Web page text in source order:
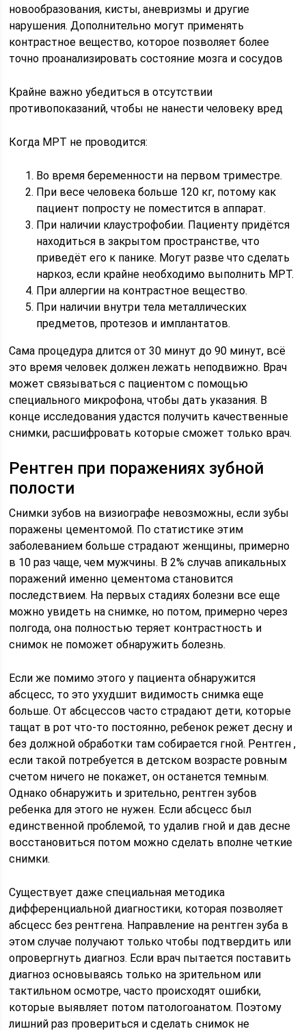
новообразования, кисты, аневризмы и другие
нарушения. Дополнительно могут применять
контрастное вещество, которое позволяет более
точно проанализировать состояние мозга и сосудов
Крайне важно убедиться в отсутствии
противопоказаний, чтобы не нанести человеку вред
Когда МРТ не проводится:
Во время беременности на первом триместре.
При весе человека больше 120 кг, потому как
пациент попросту не поместится в аппарат.
При наличии клаустрофобии. Пациенту придётся
находиться в закрытом пространстве, что
приведёт его к панике. Могут разве что сделать
наркоз, если крайне необходимо выполнить МРТ.
При аллергии на контрастное вещество.
При наличии внутри тела металлических
предметов, протезов и имплантатов.
Сама процедура длится от 30 минут до 90 минут, всё
это время человек должен лежать неподвижно. Врач
может связываться с пациентом с помощью
специального микрофона, чтобы дать указания. В
конце исследования удастся получить качественные
снимки, расшифровать которые сможет только врач.
Рентген при поражениях зубной
полости
Снимки зубов на визиографе невозможны, если зубы
поражены цементомой. По статистике этим
заболеванием больше страдают женщины, примерно
в 10 раз чаще, чем мужчины. В 2% случав апикальных
поражений именно цементома становится
последствием. На первых стадиях болезни все еще
можно увидеть на снимке, но потом, примерно через
полгода, она полностью теряет контрастность и
снимок не поможет обнаружить болезнь.
Если же помимо этого у пациента обнаружится
абсцесс, то это ухудшит видимость снимка еще
больше. От абсцессов часто страдают дети, которые
тащат в рот что-то постоянно, ребенок режет десну и
без должной обработки там собирается гной. Рентген ,
если такой потребуется в детском возрасте ровным
счетом ничего не покажет, он останется темным.
Однако обнаружить и зрительно, рентген зубов
ребенка для этого не нужен. Если абсцесс был
единственной проблемой, то удалив гной и дав десне
восстановиться потом можно сделать вполне четкие
снимки.
Существует даже специальная методика
дифференциальной диагностики, которая позволяет
абсцесс без рентгена. Направление на рентген зуба в
этом случае получают только чтобы подтвердить или
опровергнуть диагноз. Если врач пытается поставить
диагноз основываясь только на зрительном или
тактильном осмотре, часто происходят ошибки,
которые выявляет потом патологоанатом. Поэтому
лишний раз провериться и сделать снимок не